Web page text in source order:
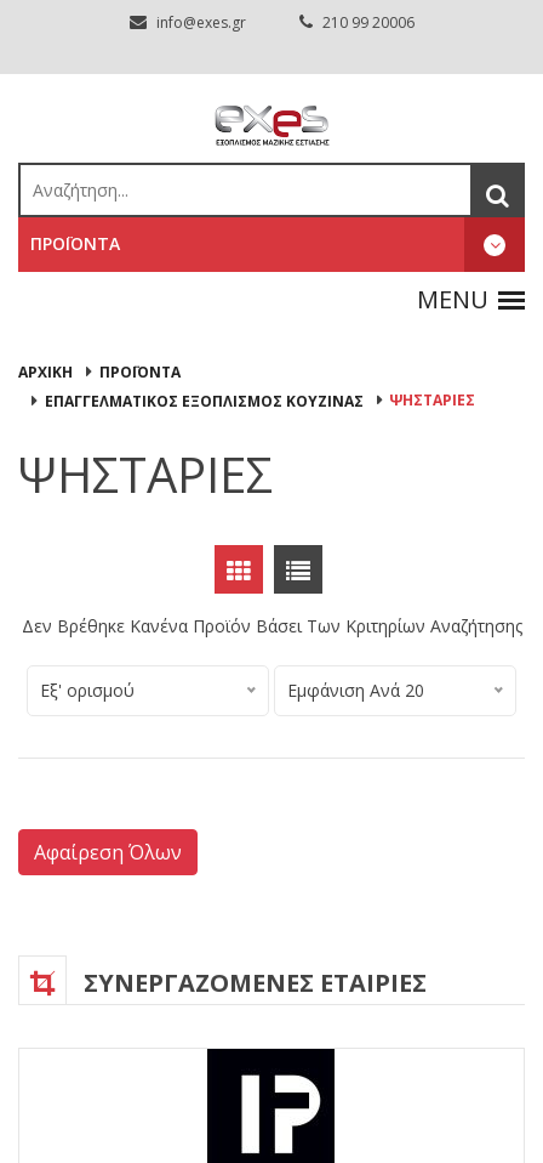
info@exes.gr 210 99 20006
ΠΡΟΪΟΝΤΑ
ΑΡΧΙΚΉ
ΠΡΟΪΟΝΤΑ
ΕΠΑΓΓΕΛΜΑΤΙΚΟΣ ΕΞΟΠΛΙΣΜΟΣ ΚΟΥΖΙΝΑΣ
ΨΗΣΤΑΡΙΕΣ
Αφαίρεση Όλων
ΨΗΣΤΑΡΙΕΣ
Δεν Βρέθηκε Κανένα Προϊόν Βάσει Των Κριτηρίων Αναζήτησης
Εξ' ορισμού Εμφάνιση Ανά 20
ΣΥΝΕΡΓΑΖΟΜΕΝΕΣ ΕΤΑΙΡΙΕΣ